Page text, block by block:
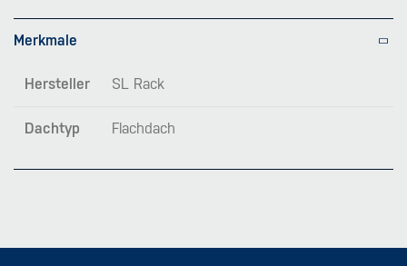
Merkmale
Hersteller SL Rack
Dachtyp Flachdach